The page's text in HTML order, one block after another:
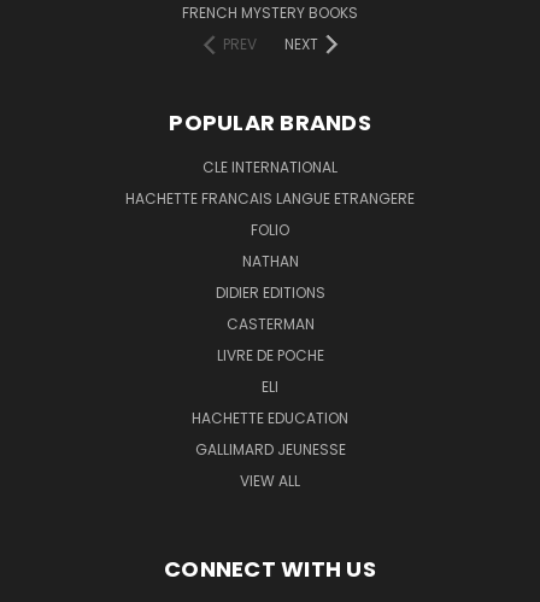
FRENCH MYSTERY BOOKS
PREV
NEXT
POPULAR BRANDS
CLE INTERNATIONAL
HACHETTE FRANCAIS LANGUE ETRANGERE
FOLIO
NATHAN
DIDIER EDITIONS
CASTERMAN
LIVRE DE POCHE
ELI
HACHETTE EDUCATION
GALLIMARD JEUNESSE
VIEW ALL
CONNECT WITH US